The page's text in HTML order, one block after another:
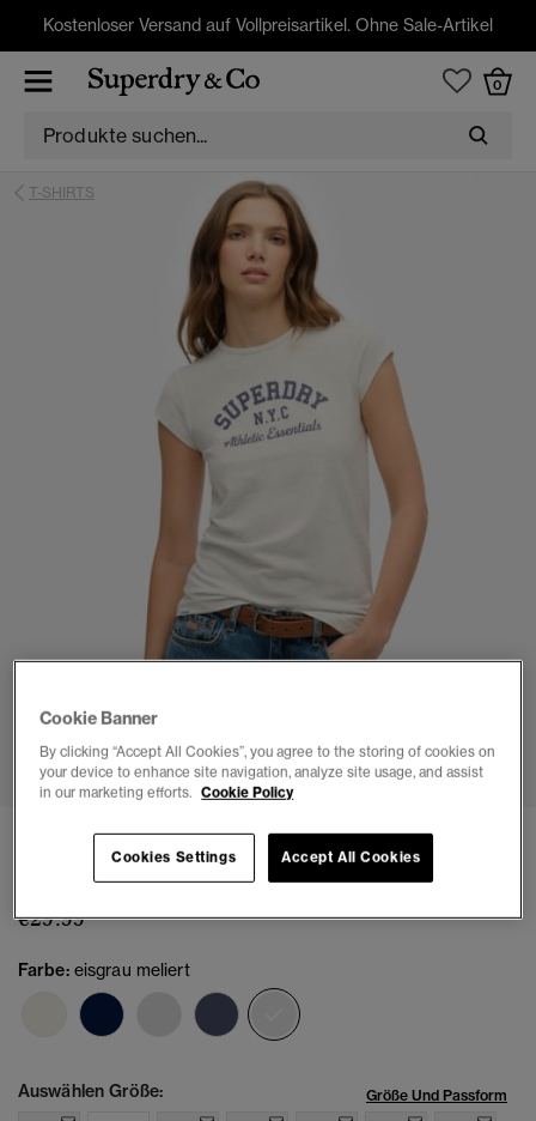
Kostenloser Versand auf Vollpreisartikel. Ohne Sale-Artikel
0
T-SHIRTS
Athletic Essential T-Shirt mit Noppenstruktur
(1)
€29.99
Farbe: eisgrau meliert
Auswählen Größe: Größe Und Passform
Cookie Banner
By clicking “Accept All Cookies”, you agree to the storing of cookies on
your device to enhance site navigation, analyze site usage, and assist
in our marketing efforts. Cookie Policy
Accept All Cookies
Cookies Settings